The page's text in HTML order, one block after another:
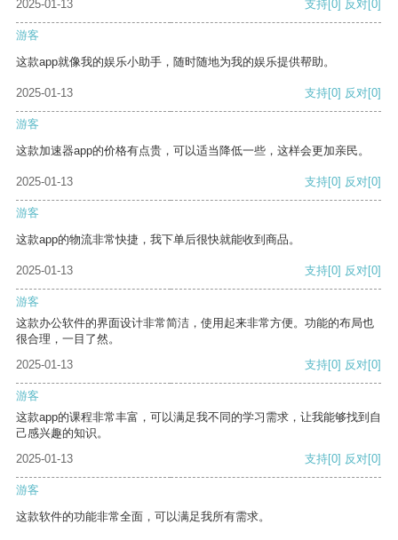
2025-01-13 支持 [0] 反对 [0]
游客
这款app就像我的娱乐小助手，随时随地为我的娱乐提供帮助。
2025-01-13 支持[0] 反对[0]
游客
这款加速器app的价格有点贵，可以适当降低一些，这样会更加亲民。
2025-01-13 支持[0] 反对[0]
游客
这款app的物流非常快捷，我下单后很快就能收到商品。
2025-01-13 支持[0] 反对[0]
游客
这款办公软件的界面设计非常简洁，使用起来非常方便。功能的布局也
很合理，一目了然。
2025-01-13
支持[0] 反对[0]
游客
这款app的课程非常丰富，可以满足我不同的学习需求，让我能够找到自
己感兴趣的知识。
2025-01-13
支持[0] 反对[0]
游客
这款软件的功能非常全面，可以满足我所有需求。